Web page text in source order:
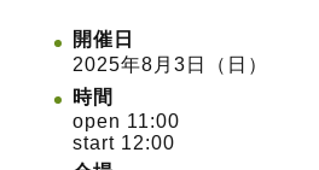
開催日
2025年8月3日（日）
時間
open 11:00
start 12:00